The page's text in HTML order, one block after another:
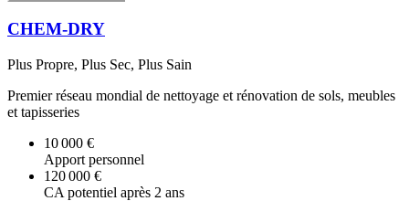
CHEM-DRY
Plus Propre, Plus Sec, Plus Sain
Premier réseau mondial de nettoyage et rénovation de sols, meubles
et tapisseries
10 000 €
Apport personnel
120 000 €
CA potentiel après 2 ans